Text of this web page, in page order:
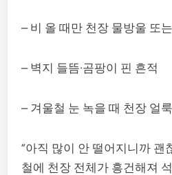
– 비 올 때만 천장 물방울 또
– 벽지 들뜸·곰팡이 핀 흔적
– 겨울철 눈 녹을 때 천장 얼
“아직 많이 안 떨어지니까 괜
철에 천장 전체가 흥건해져